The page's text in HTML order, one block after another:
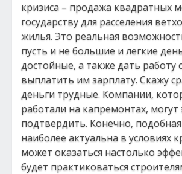
кризиса – продажа квадратных
государству для расселения
жилья. Это реальная
пусть и не большие и легкие
достойные, а также дать работу
выплатить им зарплату. Скажу
деньги трудные. Компании,
работали на капремонтах, могут
подтвердить. Конечно,
наиболее актуальна в условиях
может оказаться настолько
будет практиковаться